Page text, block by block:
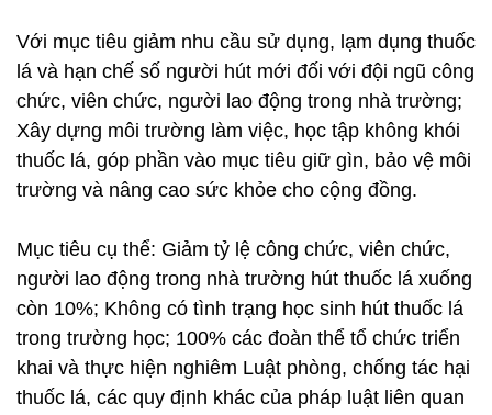
Với mục tiêu giảm nhu cầu sử dụng, lạm dụng thuốc
lá và hạn chế số người hút mới đối với đội ngũ công
chức, viên chức, người lao động trong nhà trường;
Xây dựng môi trường làm việc, học tập không khói
thuốc lá, góp phần vào mục tiêu giữ gìn, bảo vệ môi
trường và nâng cao sức khỏe cho cộng đồng.
Mục tiêu cụ thể: Giảm tỷ lệ công chức, viên chức,
người lao động trong nhà trường hút thuốc lá xuống
còn 10%; Không có tình trạng học sinh hút thuốc lá
trong trường học; 100% các đoàn thể tổ chức triển
khai và thực hiện nghiêm Luật phòng, chống tác hại
thuốc lá, các quy định khác của pháp luật liên quan